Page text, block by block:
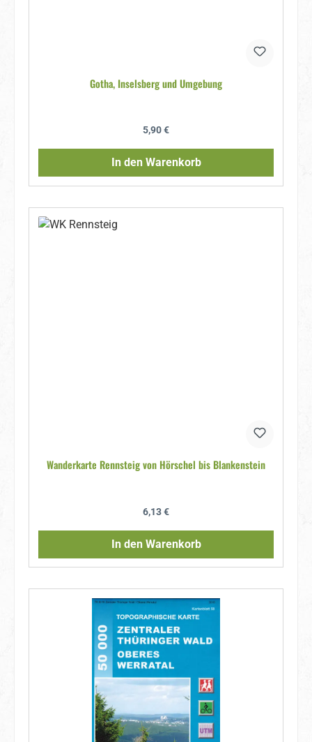
Gotha, Inselsberg und Umgebung
Regulärer Preis:
5,90 €
In den Warenkorb
Wanderkarte Rennsteig von Hörschel bis Blankenstein
Regulärer Preis:
6,13 €
In den Warenkorb